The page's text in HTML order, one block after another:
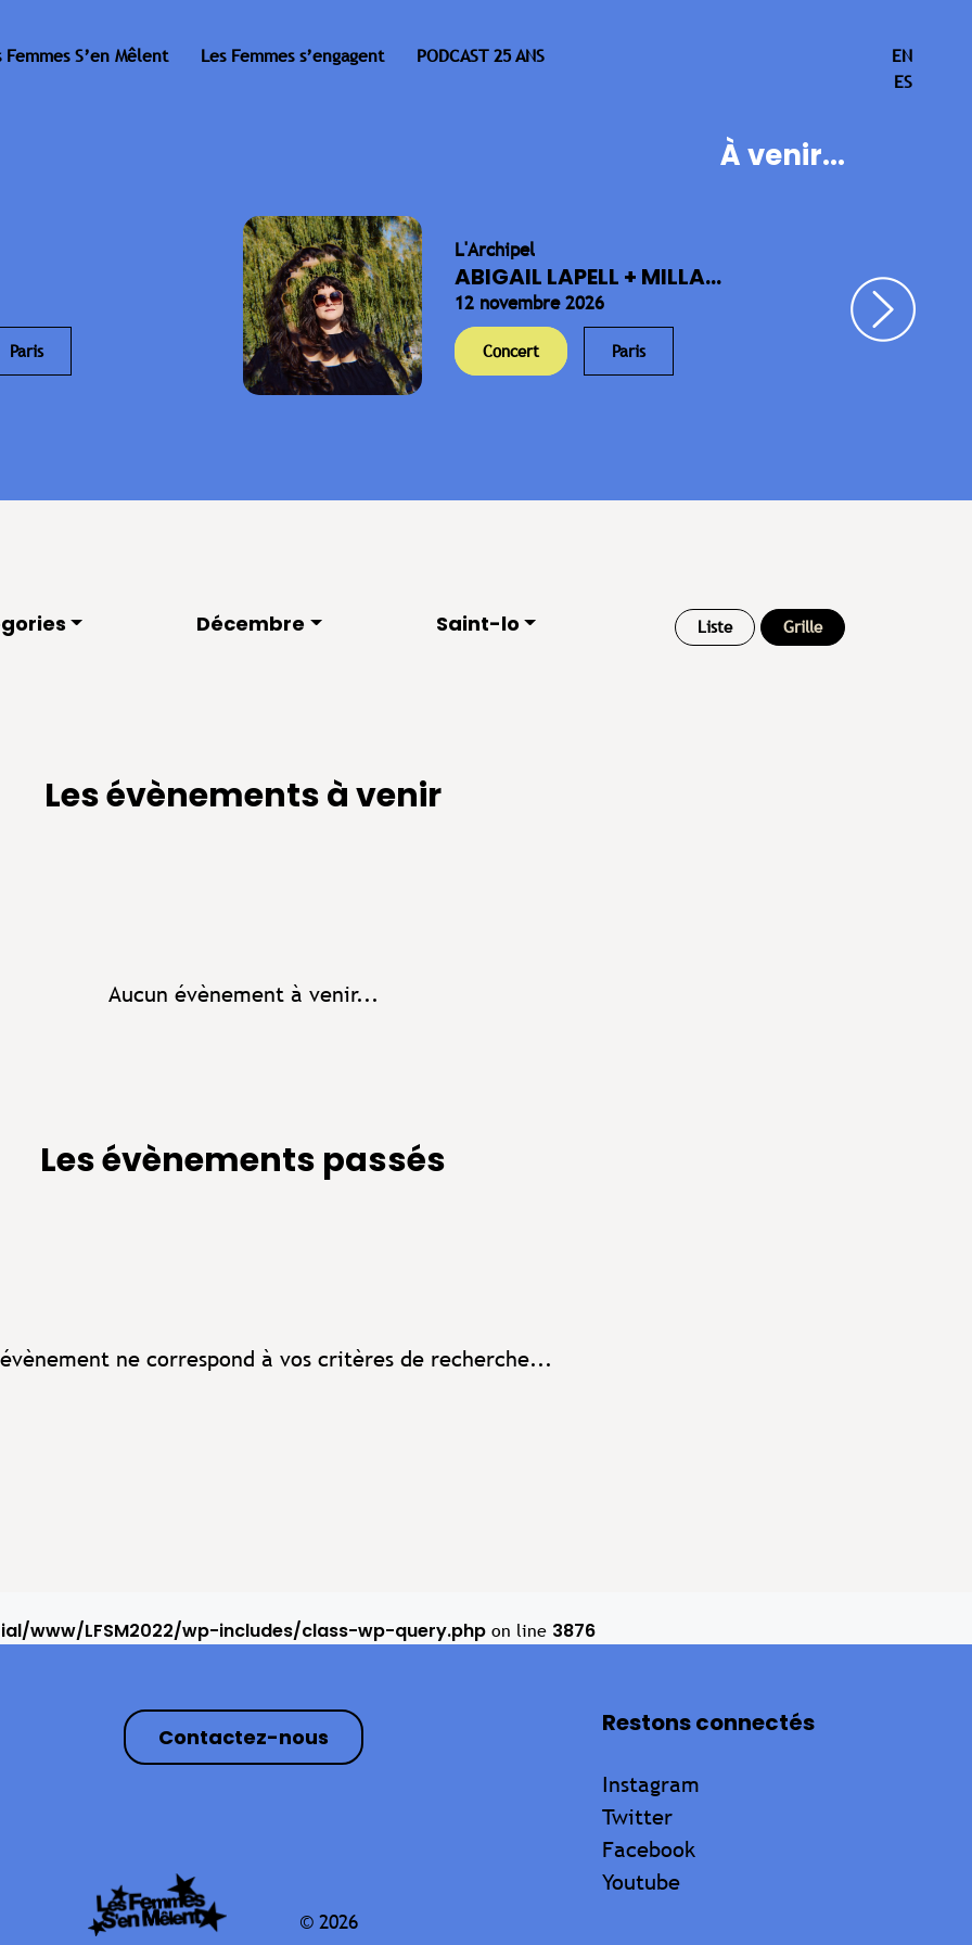
Femmes S’en Mêlent Les Femmes s’engagent PODCAST 25 ANS
EN
ES
À venir...
Paris
L'Archipel
ABIGAIL LAPELL + MILLA...
12 novembre 2026
Concert Paris
Décembre Saint-lo Liste Grille
Les évènements à venir
Aucun évènement à venir...
Les évènements passés
ne correspond à vos critères de recherche...
www/LFSM2022/wp-includes/class-wp-query.php on line 3876
Contactez-nous
© 2026
Restons connectés
Instagram
Twitter
Facebook
Youtube